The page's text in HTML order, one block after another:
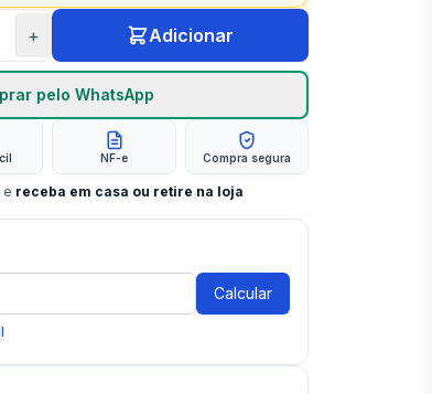
+ Adicionar
pelo WhatsApp
NF-e Compra segura
e receba em casa ou retire na loja
Calcular